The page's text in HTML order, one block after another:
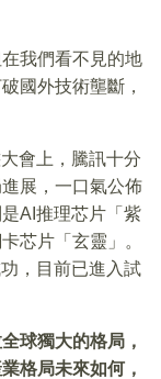
我們看不見的地
國外技術壟斷，
會上，騰訊十分
展，一口氣公佈
AI推理芯片「紫
芯片「玄靈」。
，目前已進入試
球獨大的格局，
格局未來如何，